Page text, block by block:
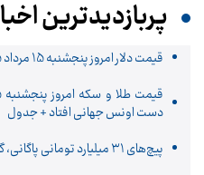
پربازدیدترین
قیمت دلار امروز پنجشنبه 15 مرداد 1405 / دلار ۴ هزار تومان ریخت
دست اونس جهانی افتاد + جدول
پیچ‌های ۳۱ میلیارد تومانی پاگانی، گران‌تر از پورشه ۹۱۱